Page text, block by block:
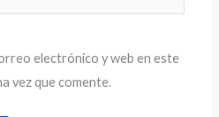
electrónico y web en este
vez que comente.